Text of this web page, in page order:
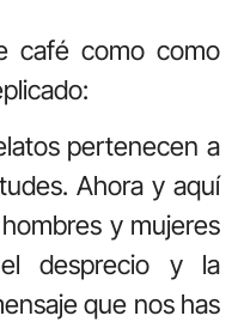
café como como
pertenecen a
Ahora y aquí
y mujeres
desprecio y la
que nos has